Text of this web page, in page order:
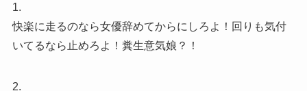
1.
快楽に走るのなら女優辞めてからにしろよ！回りも気付
いてるなら止めろよ！糞生意気娘？！
2.